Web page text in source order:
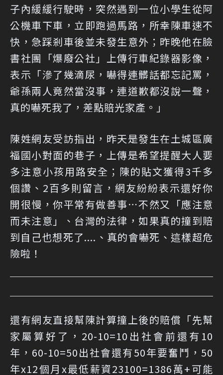
子內緩緩行駛時，突然遇到一位小學生從阿
公機車下車，立即跑過馬路，所幸陳車速不
快，急踩剎車後並未發生意外；昨晚他在臉
書社團「爆廢公社」上傳行車紀錄器影像，
表示「滲了幾滴尿，嚇得連髒話都忘記罵，
爺孫兩人竟然當沒事，連道歉都沒說一聲，
真的嚇死我了，差點賠光家產。」
陳姓網友受訪指出，昨天是發生在土城區廣
福國小對面的巷子，上傳是希望提醒大人要
多注意小孩用路安全；陳的貼文獲得3千多
個讚、2百多則留言，網友紛紛表示還好你
開很慢，你平常有做善事⋯不然又「應注意
而未注意」、台灣的法律，如果真的撞到賠
到自己也想死了....、真的會嚇死、這樣超危
險啦！
還有網友直接幫陳計算撞上後的賠償「先幫
家屬算好了，20-10=10出社會前還有10
年，60-10=50出社會還有50年要奮鬥，50
年x12個月x最低薪資23100=1386萬+可能